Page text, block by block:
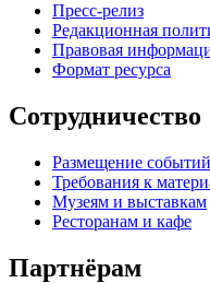
Пресс-релиз
Редакционная
Правовая
Формат ресурса
Сотрудничество
Размещение событий
Требования к
Музеям и выставкам
Ресторанам и кафе
Партнёрам